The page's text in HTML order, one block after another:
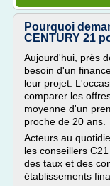
Pourquoi
CENTURY 21
Aujourd'hui, près
besoin d'un
leur projet.
comparer les
moyenne d'un
proche de 20 ans.
Acteurs au
les conseillers
des taux et des
établissements